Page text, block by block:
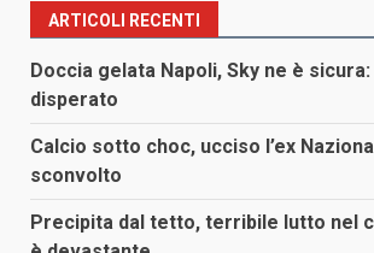
ARTICOLI RECENTI
Doccia gelata Napoli, Sky ne è
disperato
Calcio sotto choc, ucciso l’ex
sconvolto
Precipita dal tetto, terribile lutto nel